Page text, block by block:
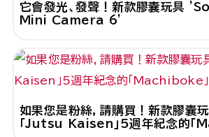
它會發光、發聲！新款膠囊玩具
Mini Camera 6'
如果您是粉絲，請購買！新款膠囊玩
「Jutsu Kaisen」5週年紀念的「